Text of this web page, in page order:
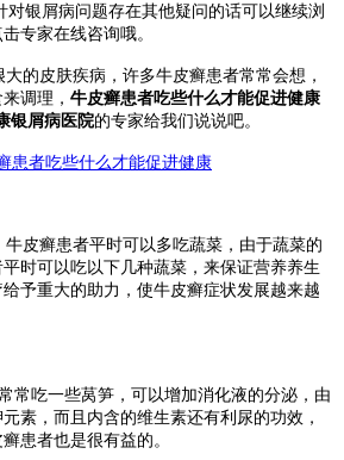
银屑病问题存在其他疑问的话可以继续浏
专家在线咨询哦。
的皮肤疾病，许多牛皮癣患者常常会想，
调理， 牛皮癣患者吃些什么才能促进健康
银屑病医院的专家给我们说说吧。
牛皮癣患者平时可以多吃蔬菜，由于蔬菜的
时可以吃以下几种蔬菜，来保证营养养生
予重大的助力，使牛皮癣症状发展越来越
常吃一些莴笋，可以增加消化液的分泌，由
素，而且内含的维生素还有利尿的功效，
患者也是很有益的。